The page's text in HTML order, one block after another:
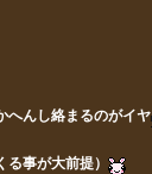
へんし絡まるのがイヤ
事が大前提）